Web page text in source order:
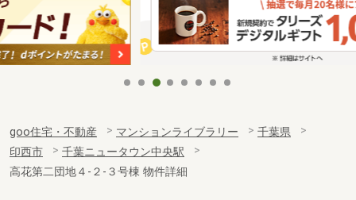
goo住宅・不動産 マンションライブラリー
千葉県
印西市
千葉ニュータウン中央駅
高花第二団地４-２-３号棟 物件詳細